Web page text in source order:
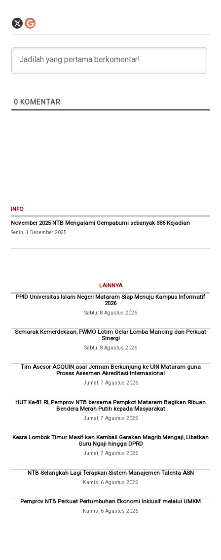
0 KOMENTAR
INFO
November 2025 NTB Mengalami Gempabumi sebanyak 386 Kejadian
Senin, 1 Desember 2025
LAINNYA
PPID Universitas Islam Negeri Mataram Siap Menuju Kampus Informatif
2026
Sabtu, 8 Agustus 2026
Semarak Kemerdekaan, FWMO Lotim Gelar Lomba Mancing dan Perkuat
Sinergi
Sabtu, 8 Agustus 2026
Tim Asesor ACQUIN asal Jerman Berkunjung ke UIN Mataram guna
Proses Asesmen Akreditasi Internasional
Jumat, 7 Agustus 2026
HUT Ke-81 RI, Pemprov NTB bersama Pempkot Mataram Bagikan Ribuan
Bendera Merah Putih kepada Masyarakat
Jumat, 7 Agustus 2026
Kesra Lombok Timur Masif kan Kembali Gerakan Magrib Mengaji, Libatkan
Guru Ngaji hingga DPRD
Jumat, 7 Agustus 2026
NTB Selangkah Lagi Terapkan Sistem Manajemen Talenta ASN
Kamis, 6 Agustus 2026
Pemprov NTB Perkuat Pertumbuhan Ekonomi Inklusif melalui UMKM
Kamis, 6 Agustus 2026